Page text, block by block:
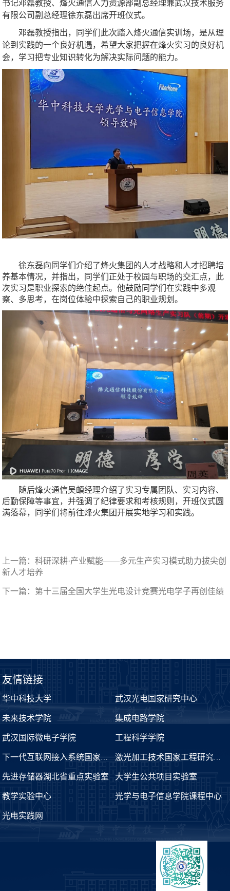
书记邓磊教授、烽火通信人力资源部副总经理兼武汉技术服务
有限公司副总经理徐东磊出席开班仪式。
邓磊教授指出，同学们此次踏入烽火通信实训场，是从理
论到实践的一个良好机遇，希望大家把握在烽火实习的良好机
会，学习把专业知识转化为解决实际问题的能力。
徐东磊向同学们介绍了烽火集团的人才战略和人才招聘培
养基本情况，并指出，同学们正处于校园与职场的交汇点，此
次实习是职业探索的绝佳起点。他鼓励同学们在实践中多观
察、多思考，在岗位体验中探索自己的职业规划。
随后烽火通信吴頔经理介绍了实习专属团队、实习内容、
后勤保障等事宜，并强调了纪律要求和考核规则，开班仪式圆
满落幕，同学们将前往烽火集团开展实地学习和实践。
上一篇：科研深耕·产业赋能——多元生产实习模式助力拔尖创
新人才培养
下一篇： 第十三届全国大学生光电设计竞赛光电学子再创佳绩
友情链接
华中科技大学 武汉光电国家研究中心
未来技术学院 集成电路学院
武汉国际微电子学院 工程科学学院
下一代互联网接入系统国家工程实验室 激光加工技术国家工程研究中心
先进存储器湖北省重点实验室 大学生公共项目实验室
教学实验中心 光学与电子信息学院课程中心
光电实践网